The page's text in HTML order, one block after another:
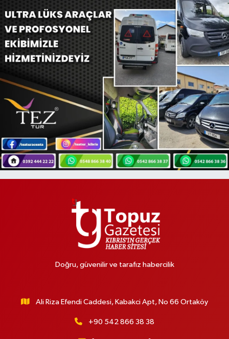
Doğru, güvenilir ve tarafız habercilik
Ali Riza Efendi Caddesi, Kabakci Apt, No 66 Ortaköy
+90 542 866 38 38